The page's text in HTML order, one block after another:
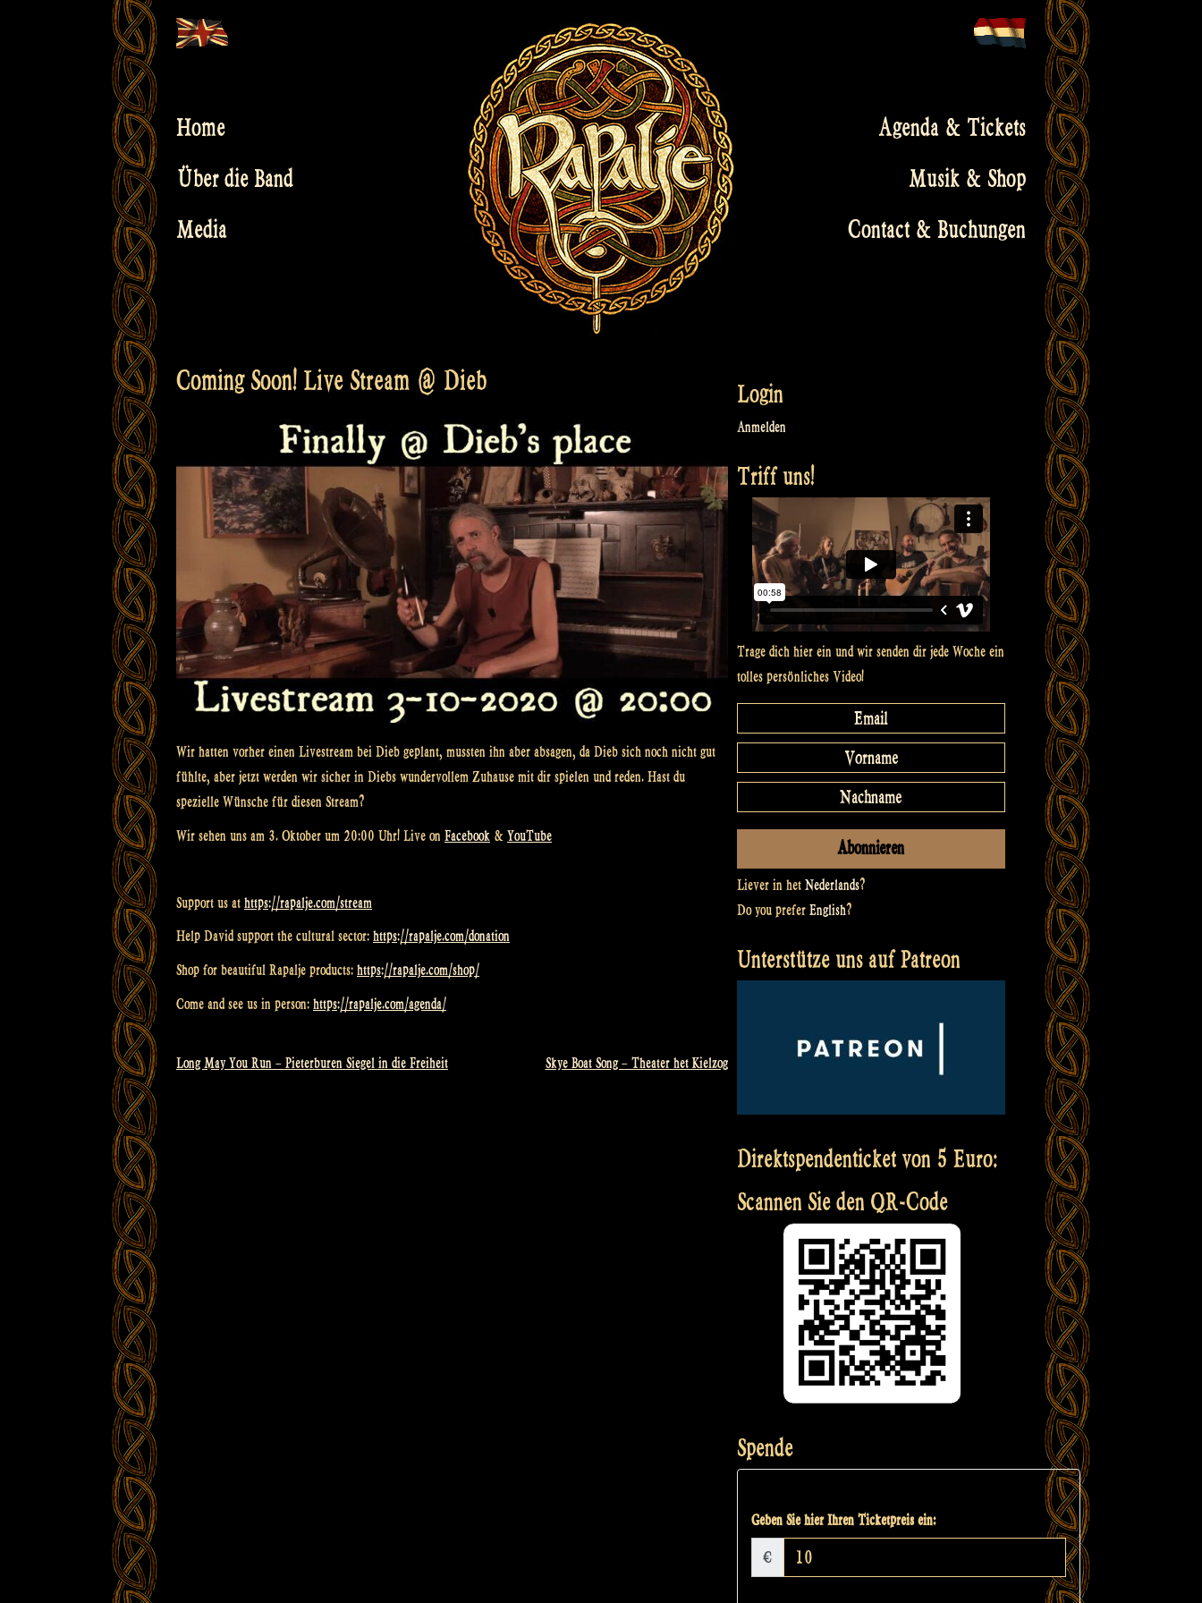
to
Home
Über die Band
Media
Agenda & Tickets
Musik & Shop
Contact & Buchungen
Coming Soon! Live Stream @ Dieb
Wir hatten vorher einen Livestream bei Dieb geplant, mussten ihn aber absagen, da Dieb sich noch nicht gut
fühlte, aber jetzt werden wir sicher in Diebs wundervollem Zuhause mit dir spielen und reden. Hast du
spezielle Wünsche für diesen Stream?
Wir sehen uns am 3. Oktober um 20:00 Uhr! Live on Facebook & YouTube
Support us at https://rapalje.com/stream
Help David support the cultural sector: https://rapalje.com/donation
Shop for beautiful Rapalje products: https://rapalje.com/shop/
Come and see us in person: https://rapalje.com/agenda/
Beitragsnavigation
Long May You Run – Pieterburen Siegel in die Freiheit Skye Boat Song – Theater het Kielzog
Login
Anmelden
Triff uns!
Trage dich hier ein und wir senden dir jede Woche ein
tolles persönliches Video!
Liever in het Nederlands?
Do you prefer English?
Unterstütze uns auf Patreon
Direktspendenticket von 5 Euro:
Scannen Sie den QR-Code
Spende
Geben Sie hier Ihren Ticketpreis ein:
€